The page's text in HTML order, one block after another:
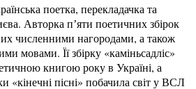
поетка, перекладачка та
Авторка пʼяти поетичних збірок
численними нагородами, а також
мовами. Її збірку «каміньсадліс»
книгою року в Україні, а
«кінечні пісні» побачила світ у ВСЛ